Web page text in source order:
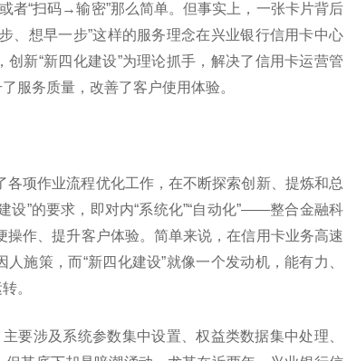
者“扫码→输密”那么简单。但事实上，一张卡片背后
、想早一步”这样的服务理念在兴业银行信用卡中心
新“新四化建设”为理论抓手，解决了信用卡运营管
服务质量，改善了客户使用体验。
项作业流程优化工作，在不断探索创新、提炼和总
设”的要求，即对内“系统化”“自动化”——整合金融科
作、提升客户体验。简单来说，在信用卡业务高速
施策，而“新四化建设”就像一个发动机，能有力、
。
要涉及系统参数集中设置、权益类数据集中处理、